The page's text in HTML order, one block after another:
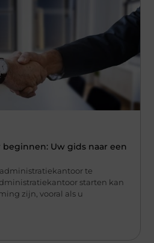
Uw gids naar een
te
starten kan
zijn, vooral als u